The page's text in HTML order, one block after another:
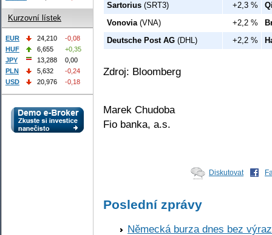
Sartorius (SRT3) +2,3 %
Vonovia(VNA) +2,2 %
Deutsche Post AG (DHL) +2,2 %
Zdroj: Bloomberg
Marek Chudoba
Fio banka, a.s.
Diskutovat
Poslední zprávy
Německá burza dnes bez
Kurzovní lístek
EUR 24,210
-0,08
HUF
6,655
+0,35
JPY
13,288
0,00
PLN
5,632
-0,24
USD
20,976 -0,18